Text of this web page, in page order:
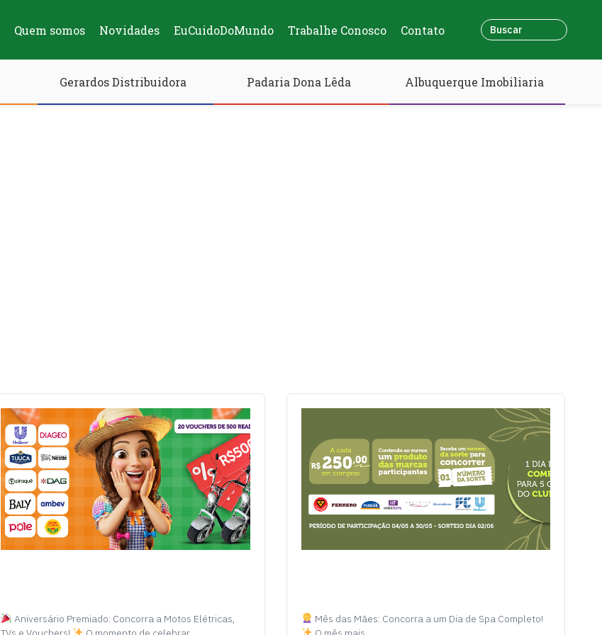
Quem somos Novidades EuCuidoDoMundo Trabalhe Conosco Contato
Gerardos Distribuidora Padaria Dona Lêda Albuquerque Imobiliaria
Aniversário Premiado: Concorra a Motos Elétricas,
Mês das Mães: Concorra a um Dia de Spa Completo!